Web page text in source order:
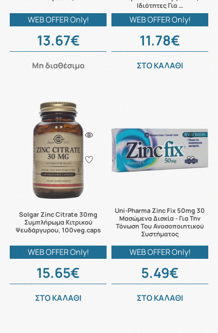
WEB OFFER Only!
13.67€
Μη διαθέσιμο
Ιδιότητες Για …
WEB OFFER Only!
11.78€
ΣΤΟ ΚΑΛΑΘΙ
Solgar Zinc Citrate 30mg
Συμπλήρωμα Κιτρικού
Ψευδάργυρου, 100veg.caps
WEB OFFER Only!
15.65€
ΣΤΟ ΚΑΛΑΘΙ
Uni-Pharma Zinc Fix 50mg 30
Μασώμενα Δισκία - Για Την
Τόνωση Του Ανοσοποιητικού
Συστήματος
WEB OFFER Only!
5.49€
ΣΤΟ ΚΑΛΑΘΙ